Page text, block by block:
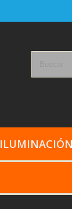
ILUMINACIÓN